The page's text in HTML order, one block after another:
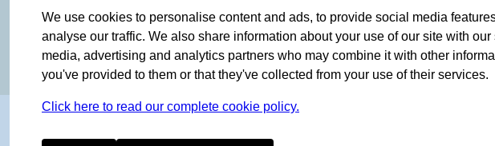
We use cookies to personalise content and ads, to provide social media
analyse our traffic. We also share information about your use of our site with our
media, advertising and analytics partners who may combine it with other
you've provided to them or that they've collected from your use of their services.
Click here to read our complete cookie policy.